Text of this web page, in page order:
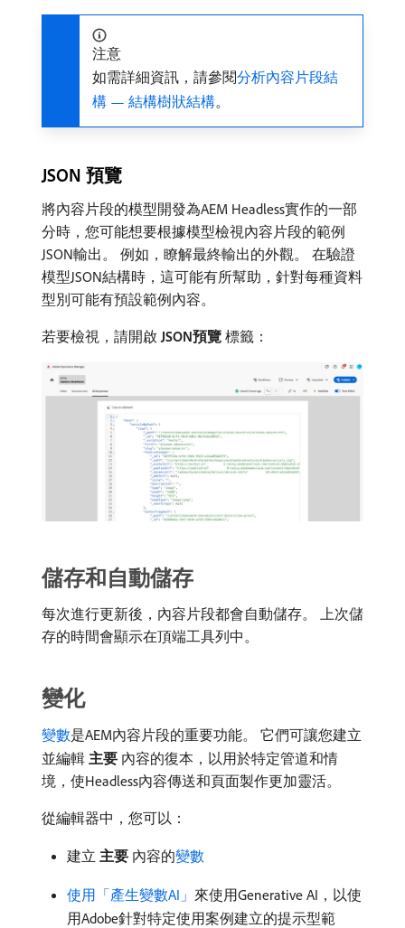
注意
如需詳細資訊，請參閱分析內容片段結
構 — 結構樹狀結構。
JSON 預覽
將內容片段的模型開發為AEM Headless實作的一部
分時，您可能想要根據模型檢視內容片段的範例
JSON輸出。 例如，瞭解最終輸出的外觀。 在驗證
模型JSON結構時，這可能有所幫助，針對每種資料
型別可能有預設範例內容。
若要檢視，請開啟​JSON預覽 ​標籤：
儲存和自動儲存
每次進行更新後，內容片段都會自動儲存。 上次儲
存的時間會顯示在頂端工具列中。
變化
變數是AEM內容片段的重要功能。 它們可讓您建立
並編輯​ 主要 ​內容的復本，以用於特定管道和情
境，使Headless內容傳送和頁面製作更加靈活。
從編輯器中，您可以：
建立​ 主要 ​內容的變數
使用「產生變數AI」 來使用Generative AI，以使
用Adobe針對特定使用案例建立的提示型範